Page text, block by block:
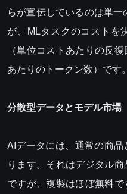
らが宣伝しているのは単
が、MLタスクのコストを
（単位コストあたりの反
あたりのトークン数）です。
分散型データとモデル市場
AIデータには、通常の商
ります。それはデジタル
ですが、複製はほぼ無料